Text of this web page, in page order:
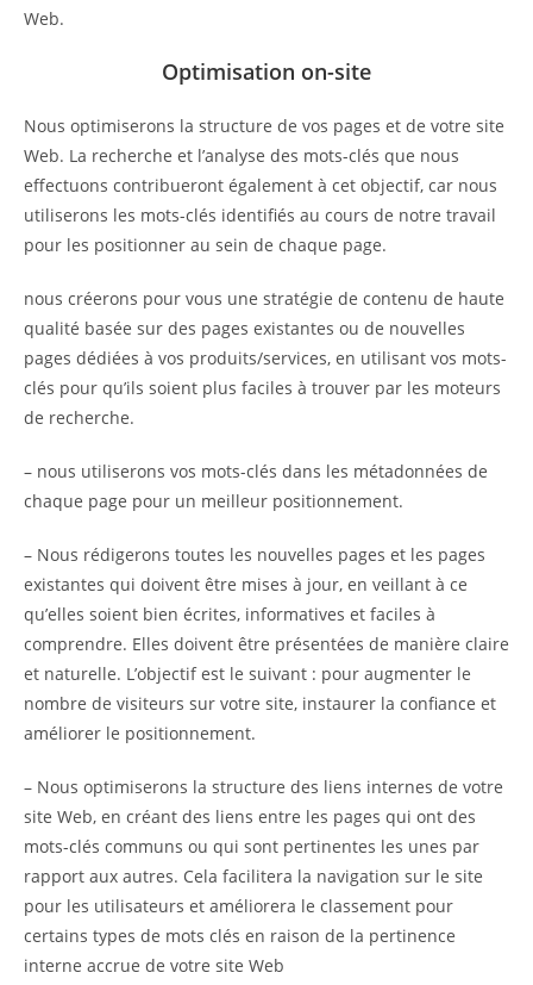
Web.
Optimisation on-site
Nous optimiserons la structure de vos pages et de votre site
Web. La recherche et l’analyse des mots-clés que nous
effectuons contribueront également à cet objectif, car nous
utiliserons les mots-clés identifiés au cours de notre travail
pour les positionner au sein de chaque page.
nous créerons pour vous une stratégie de contenu de haute
qualité basée sur des pages existantes ou de nouvelles
pages dédiées à vos produits/services, en utilisant vos mots-
clés pour qu’ils soient plus faciles à trouver par les moteurs
de recherche.
– nous utiliserons vos mots-clés dans les métadonnées de
chaque page pour un meilleur positionnement.
– Nous rédigerons toutes les nouvelles pages et les pages
existantes qui doivent être mises à jour, en veillant à ce
qu’elles soient bien écrites, informatives et faciles à
comprendre. Elles doivent être présentées de manière claire
et naturelle. L’objectif est le suivant : pour augmenter le
nombre de visiteurs sur votre site, instaurer la confiance et
améliorer le positionnement.
– Nous optimiserons la structure des liens internes de votre
site Web, en créant des liens entre les pages qui ont des
mots-clés communs ou qui sont pertinentes les unes par
rapport aux autres. Cela facilitera la navigation sur le site
pour les utilisateurs et améliorera le classement pour
certains types de mots clés en raison de la pertinence
interne accrue de votre site Web